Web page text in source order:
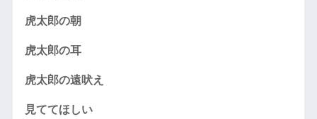
虎太郎の朝
虎太郎の耳
虎太郎の遠吠え
見ててほしい